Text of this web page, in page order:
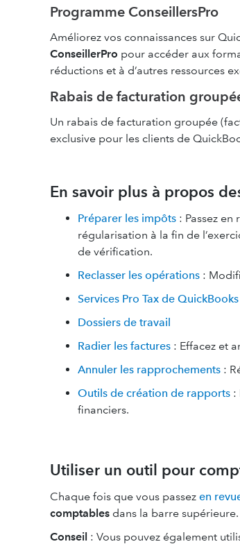
Programme ConseillersPro
Améliorez vos connaissances sur
ConseillerPro pour accéder aux
réductions et à d’autres ressources
Rabais de facturation
Un rabais de facturation groupée
exclusive pour les clients de
En savoir plus à propos
Préparer les impôts : Passez
régularisation à la fin de
de vérification.
Reclasser les opérations :
Services Pro Tax de
Dossiers de travail
Radier les factures : Effacez et
Annuler les rapprochements :
Outils de création de rapports :
financiers.
Utiliser un outil pour
Chaque fois que vous passez en
comptables dans la barre
Conseil : Vous pouvez également